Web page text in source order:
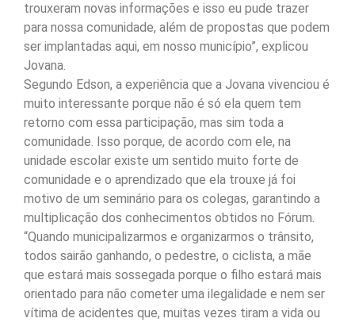
trouxeram novas informações e isso eu pude trazer
para nossa comunidade, além de propostas que podem
ser implantadas aqui, em nosso município”, explicou
Jovana.
Segundo Edson, a experiência que a Jovana vivenciou é
muito interessante porque não é só ela quem tem
retorno com essa participação, mas sim toda a
comunidade. Isso porque, de acordo com ele, na
unidade escolar existe um sentido muito forte de
comunidade e o aprendizado que ela trouxe já foi
motivo de um seminário para os colegas, garantindo a
multiplicação dos conhecimentos obtidos no Fórum.
“Quando municipalizarmos e organizarmos o trânsito,
todos sairão ganhando, o pedestre, o ciclista, a mãe
que estará mais sossegada porque o filho estará mais
orientado para não cometer uma ilegalidade e nem ser
vítima de acidentes que, muitas vezes tiram a vida ou